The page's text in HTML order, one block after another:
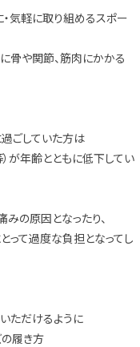
気軽に取り組めるスポー
骨や関節、筋肉にかかる
ごしていた方は
が年齢とともに低下してい
の原因となったり、
って過度な負担となってし
ただけるように
履き方